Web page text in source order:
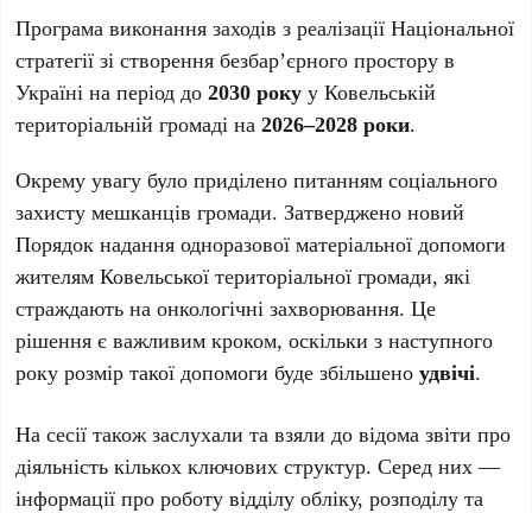
Програма виконання заходів з реалізації Національної
стратегії зі створення безбар’єрного простору в
Україні на період до2030 року у Ковельській
територіальній громаді на2026–2028 роки.
Окрему увагу було приділено питанням соціального
захисту мешканців громади. Затверджено новий
Порядок надання одноразової матеріальної допомоги
жителям Ковельської територіальної громади, які
страждають на онкологічні захворювання. Це
рішення є важливим кроком, оскільки з наступного
року розмір такої допомоги буде збільшеноудвічі.
На сесії також заслухали та взяли до відома звіти про
діяльність кількох ключових структур. Серед них —
інформації про роботу відділу обліку, розподілу та